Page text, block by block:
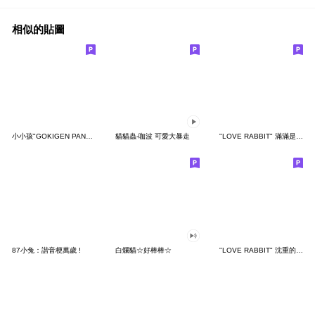
相似的貼圖
小小孩"GOKIGEN PANDA" 台灣版 貓貓蟲-咖波 可愛大暴走 "LOVE RABBIT" 滿滿是愛 台灣版
87小兔：諧音梗萬歲 ! 白爛貓☆好棒棒☆ "LOVE RABBIT" 沈重的愛 台灣版